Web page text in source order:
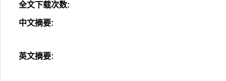
全文下载次数:
中文摘要:
英文摘要: